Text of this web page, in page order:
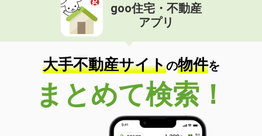
goo住宅・不動産
アプリ
大手不動産サイトの物件を
まとめて検索！